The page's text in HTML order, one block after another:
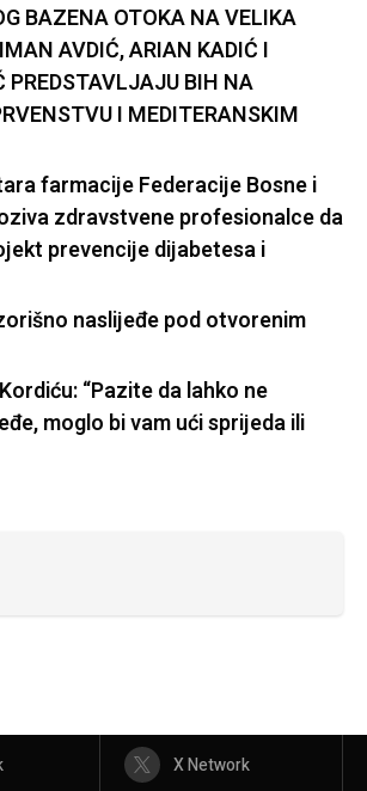
BAZENA OTOKA NA VELIKA
AVDIĆ, ARIAN KADIĆ I
PREDSTAVLJAJU BIH NA
I MEDITERANSKIM
farmacije Federacije Bosne i
zdravstvene profesionalce da
prevencije dijabetesa i
naslijeđe pod otvorenim
“Pazite da lahko ne
moglo bi vam ući sprijeda ili
X Network